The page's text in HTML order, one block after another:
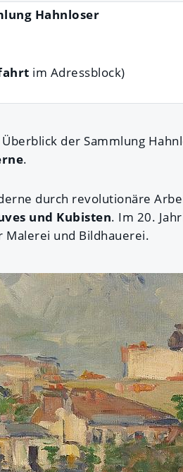
Hahnloser
im Adressblock)
der Sammlung
.
durch revolutionäre
und Kubisten. Im 20.
Malerei und Bildhauerei.